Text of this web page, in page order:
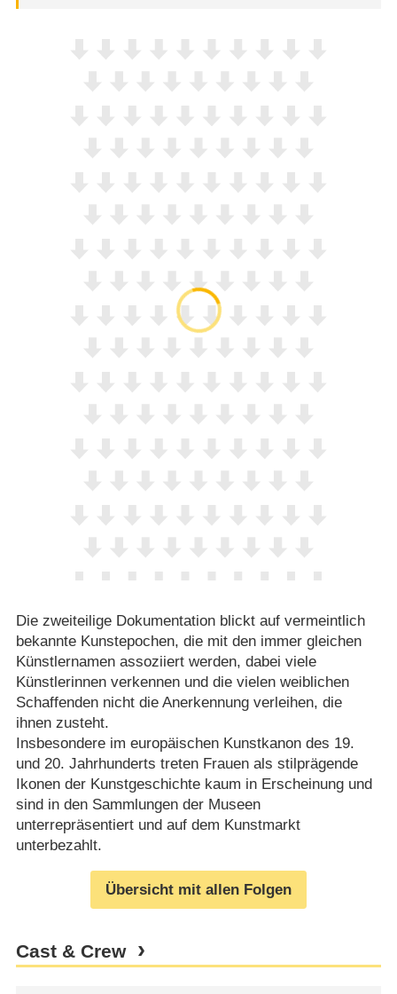
Die zweiteilige Dokumentation blickt auf vermeintlich
bekannte Kunstepochen, die mit den immer gleichen
Künstlernamen assoziiert werden, dabei viele
Künstlerinnen verkennen und die vielen weiblichen
Schaffenden nicht die Anerkennung verleihen, die
ihnen zusteht.
Insbesondere im europäischen Kunstkanon des 19.
und 20. Jahrhunderts treten Frauen als stilprägende
Ikonen der Kunstgeschichte kaum in Erscheinung und
sind in den Sammlungen der Museen
unterrepräsentiert und auf dem Kunstmarkt
unterbezahlt.
Übersicht mit allen Folgen
Cast & Crew